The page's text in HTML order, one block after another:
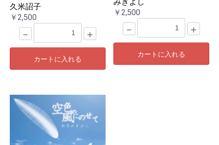
久米詔子
￥2,500
－ ＋
カートに入れる
￥2,500
－ ＋
カートに入れる